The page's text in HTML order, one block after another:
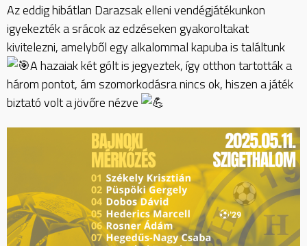
Az eddig hibátlan Darazsak elleni vendégjátékunkon
igyekezték a srácok az edzéseken gyakoroltakat
kivitelezni, amelyből egy alkalommal kapuba is találtunk
A hazaiak két gólt is jegyeztek, így otthon tartották a
három pontot, ám szomorkodásra nincs ok, hiszen a játék
biztató volt a jövőre nézve